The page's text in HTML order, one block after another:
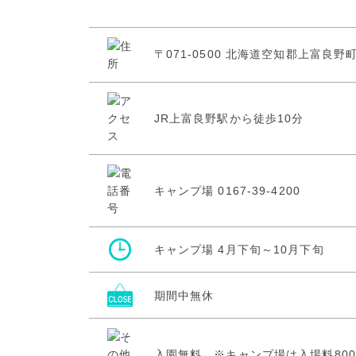
〒071-0500 北海道空知郡上富良野
JR上富良野駅から徒歩10分
キャンプ場 0167-39-4200
キャンプ場 4月下旬～10月下旬
期間中無休